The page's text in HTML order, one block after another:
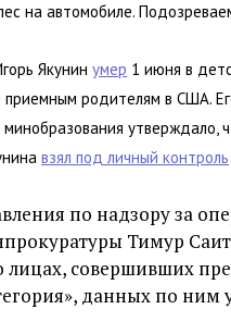
на автомобиле.
Якунин умер 1 июня в
приемным родителям в США.
утверждало,
взял под личный контроль
по надзору за
Тимур
совершивших
данных по ним